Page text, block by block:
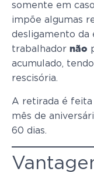
somente em
impõe algumas
desligamento da
trabalhador não
acumulado,
rescisória.
A retirada é
mês de
60 dias.